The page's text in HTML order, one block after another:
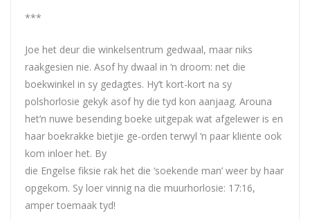
***
Joe het deur die winkelsentrum gedwaal, maar niks
raakgesien nie. Asof hy dwaal in ‘n droom: net die
boekwinkel in sy gedagtes. Hy’t kort-kort na sy
polshorlosie gekyk asof hy die tyd kon aanjaag. Arouna
het’n nuwe besending boeke uitgepak wat afgelewer is en
haar boekrakke bietjie ge-orden terwyl ‘n paar kliënte ook
kom inloer het. By
die Engelse fiksie rak het die ‘soekende man’ weer by haar
opgekom. Sy loer vinnig na die muurhorlosie: 17:16,
amper toemaak tyd!